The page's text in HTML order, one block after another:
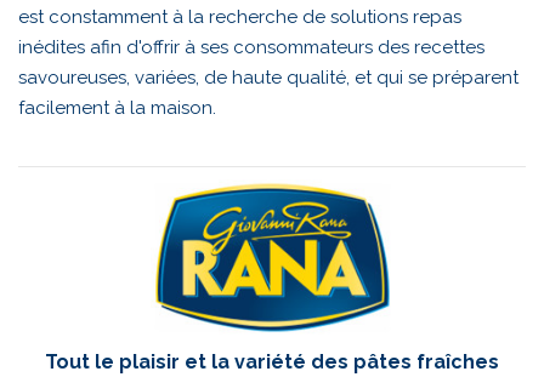
est constamment à la recherche de solutions repas
inédites afin d'offrir à ses consommateurs des recettes
savoureuses, variées, de haute qualité, et qui se préparent
facilement à la maison.
Tout le plaisir et la variété des pâtes fraîches